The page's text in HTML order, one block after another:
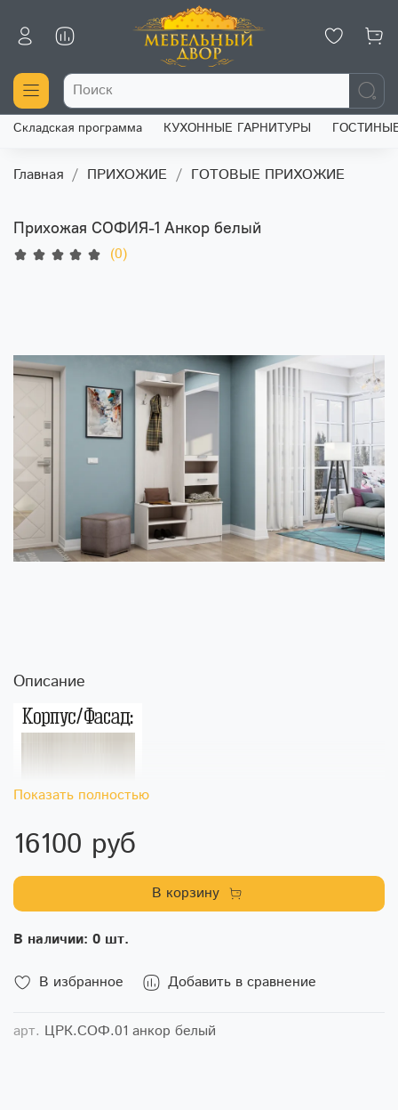
Складская программа КУХОННЫЕ ГАРНИТУРЫ
Главная ПРИХОЖИЕ ГОТОВЫЕ ПРИХОЖИЕ
Прихожая СОФИЯ-1 Анкор белый
(0)
В избранное Добавить в сравнение
арт. ЦРК.СОФ.01 анкор белый
Описание
Показать полностью
16100 руб
В корзину
В наличии: 0 шт.